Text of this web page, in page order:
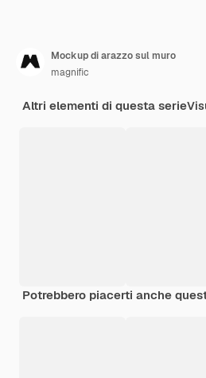
Mockup di arazzo sul muro
magnific
Altri elementi di questa serie
Potrebbero piacerti anche